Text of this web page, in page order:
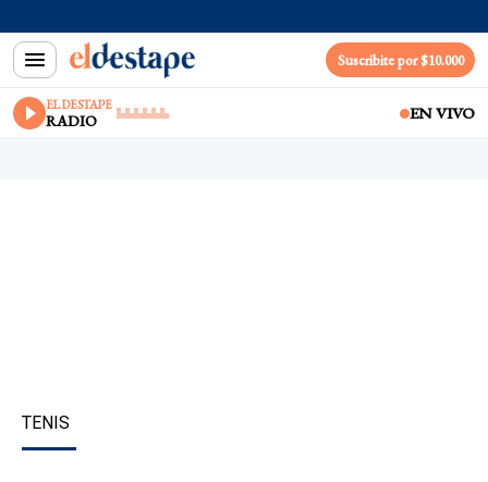
Suscribite por $10.000
EL DESTAPE
RADIO EN VIVO
TENIS